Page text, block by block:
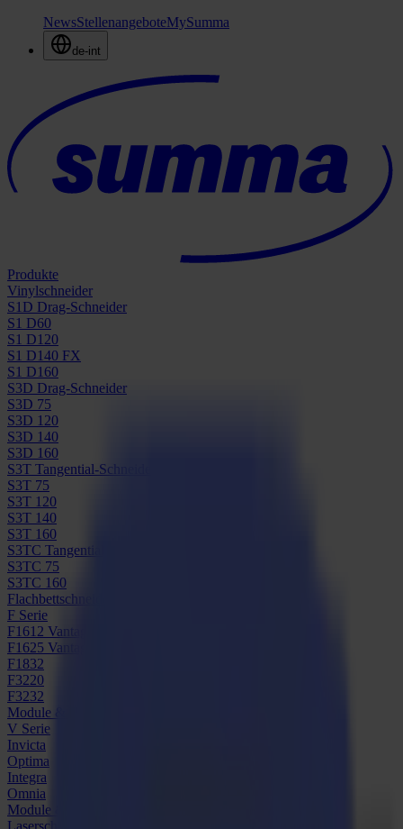
NewsStellenangeboteMySumma
de-int
Produkte
Vinylschneider
S1D Drag-Schneider
S1 D60
S1 D120
S1 D140 FX
S1 D160
S3D Drag-Schneider
S3D 75
S3D 120
S3D 140
S3D 160
S3T Tangential-Schneider
S3T 75
S3T 120
S3T 140
S3T 160
S3TC Tangential-Kamera-Schneider
S3TC 75
S3TC 160
Flachbettschneider
F Serie
F1612 Vantage
F1625 Vantage
F1832
F3220
F3232
Module & Werkzeuge
V Serie
Invicta
Optima
Integra
Omnia
Module & Werkzeuge